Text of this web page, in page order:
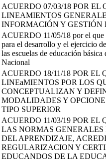
ACUERDO 07/03/18 POR EL
LINEAMIENTOS
INFORMACIÓN Y GESTIÓN
ACUERDO 11/05/18 por el que
para el desarrollo y el ejercicio
las escuelas de educación
Nacional
ACUERDO 18/11/18 POR EL
LINEaMIENTOS POR LOS
CONCEPTUALIZAN Y
MODALIDADES Y
TIPO SUPERIOR
ACUERDO 11/03/19 POR EL
LAS NORMAS
DEL APRENDIZAJE,
REGULARIZACION Y
EDUCANDOS DE LA